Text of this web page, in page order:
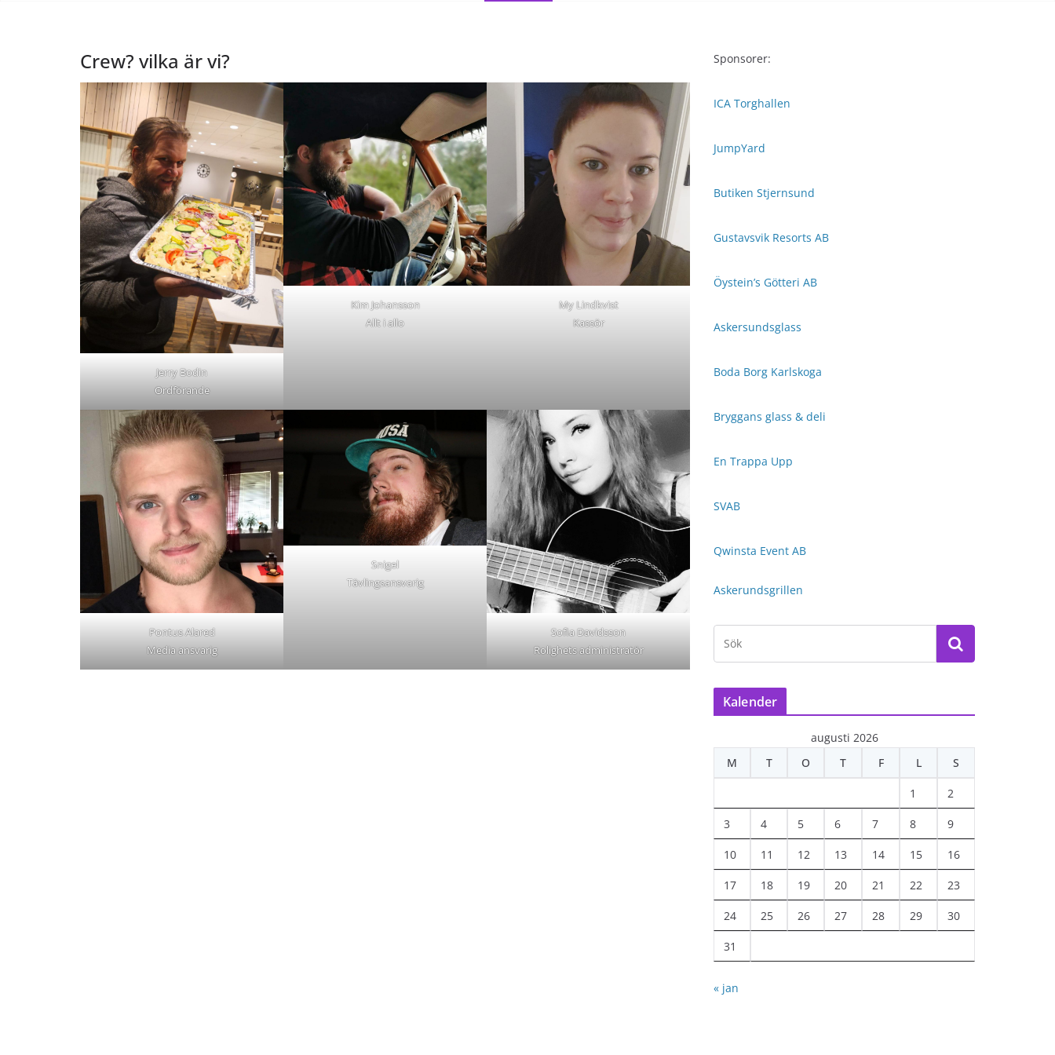
Crew? vilka är vi?
Jerry Bodin
Ordförande
Kim Johansson
Allt i allo
My Lindkvist
Kassör
Pontus Alared
Media ansvarig
Snigel
Tävlingsansvarig
Sofia Davidsson
Rolighets administratör
Sponsorer:
ICA Torghallen
JumpYard
Butiken Stjernsund
Gustavsvik Resorts AB
Öystein’s Götteri AB
Askersundsglass
Boda Borg Karlskoga
Bryggans glass & deli
En Trappa Upp
SVAB
Qwinsta Event AB
Askerundsgrillen
Kalender
augusti 2026
M
T O T F L S
1 2
3 4 5 6 7 8 9
10 11 12 13 14 15 16
17 18 19 20 21 22 23
24 25 26 27 28 29 30
31
« jan